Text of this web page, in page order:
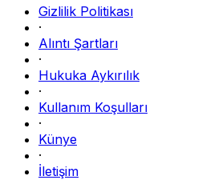
Gizlilik Politikası
·
Alıntı Şartları
·
Hukuka Aykırılık
·
Kullanım Koşulları
·
Künye
·
İletişim